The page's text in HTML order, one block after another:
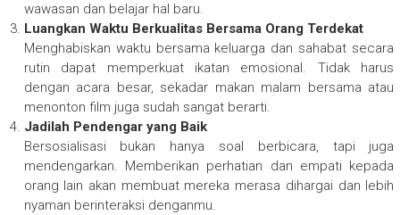
wawasan dan belajar hal baru.
Luangkan Waktu Berkualitas Bersama Orang Terdekat
Menghabiskan waktu bersama keluarga dan sahabat secara
rutin dapat memperkuat ikatan emosional. Tidak harus
dengan acara besar, sekadar makan malam bersama atau
menonton film juga sudah sangat berarti.
Jadilah Pendengar yang Baik
Bersosialisasi bukan hanya soal berbicara, tapi juga
mendengarkan. Memberikan perhatian dan empati kepada
orang lain akan membuat mereka merasa dihargai dan lebih
nyaman berinteraksi denganmu.